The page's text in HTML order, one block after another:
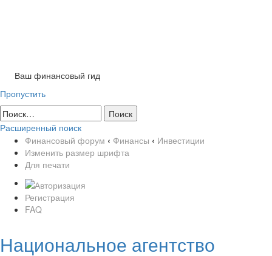
Ваш финансовый гид
Пропустить
Расширенный поиск
Финансовый форум ‹ Финансы ‹ Инвестиции
Изменить размер шрифта
Для печати
Регистрация
FAQ
Национальное агентство